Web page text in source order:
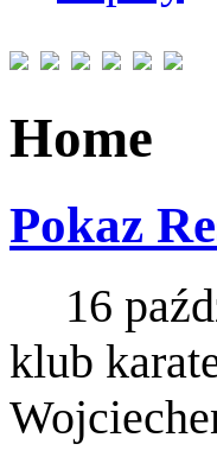
Home
Pokaz
16
klub